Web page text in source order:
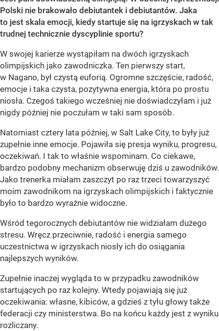
Polski nie brakowało debiutantek i debiutantów. Jaka
to jest skala emocji, kiedy startuje się na igrzyskach w tak
trudnej technicznie dyscyplinie sportu?
W swojej karierze wystąpiłam na dwóch igrzyskach
olimpijskich jako zawodniczka. Ten pierwszy start,
w Nagano, był czystą euforią. Ogromne szczęście, radość,
emocje i taka czysta, pozytywna energia, która po prostu
niosła. Czegoś takiego wcześniej nie doświadczyłam i już
nigdy później nie poczułam w taki sam sposób.
Natomiast cztery lata później, w Salt Lake City, to były już
zupełnie inne emocje. Pojawiła się presja wyniku, progresu,
oczekiwań. I tak to właśnie wspominam. Co ciekawe,
bardzo podobny mechanizm obserwuję dziś u zawodników.
Jako trenerka miałam zaszczyt po raz trzeci towarzyszyć
moim zawodnikom na igrzyskach olimpijskich i faktycznie
było to bardzo wyraźnie widoczne.
Wśród tegorocznych debiutantów nie widziałam dużego
stresu. Wręcz przeciwnie, radość i energia samego
uczestnictwa w igrzyskach niosły ich do osiągania
najlepszych wyników.
Zupełnie inaczej wygląda to w przypadku zawodników
startujących po raz kolejny. Wtedy pojawiają się już
oczekiwania: własne, kibiców, a gdzieś z tyłu głowy także
federacji czy ministerstwa. Bo na końcu każdy jest z wyniku
rozliczany.